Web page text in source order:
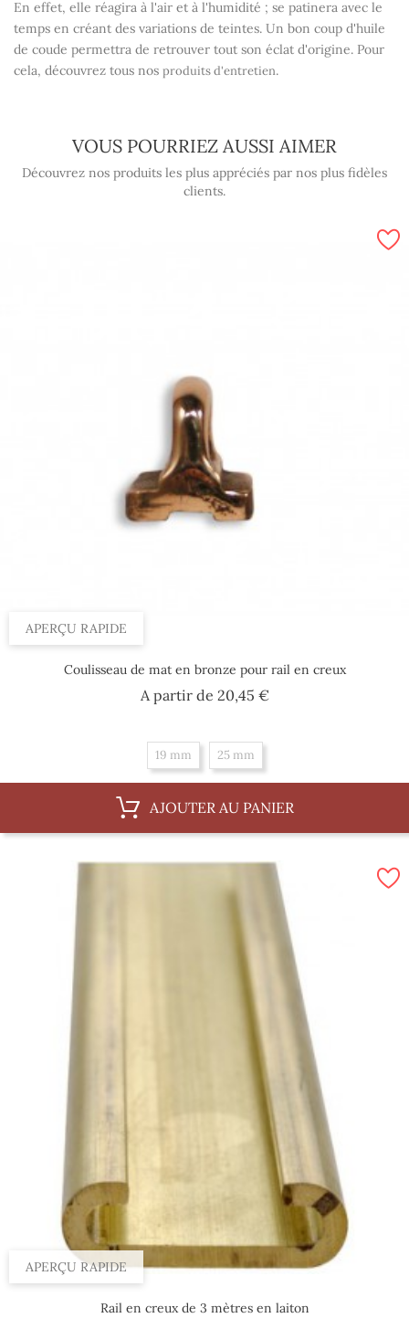
En effet, elle réagira à l'air et à l'humidité ; se patinera avec le
temps en créant des variations de teintes. Un bon coup d'huile
de coude permettra de retrouver tout son éclat d'origine. Pour
cela, découvrez tous nos produits d'entretien.
VOUS POURRIEZ AUSSI AIMER
Découvrez nos produits les plus appréciés par nos plus fidèles
clients.
APERÇU RAPIDE
Coulisseau de mat en bronze pour rail en creux
A partir de 20,45 €Prix
19 mm 25 mm
AJOUTER AU PANIER
APERÇU RAPIDE
Rail en creux de 3 mètres en laiton